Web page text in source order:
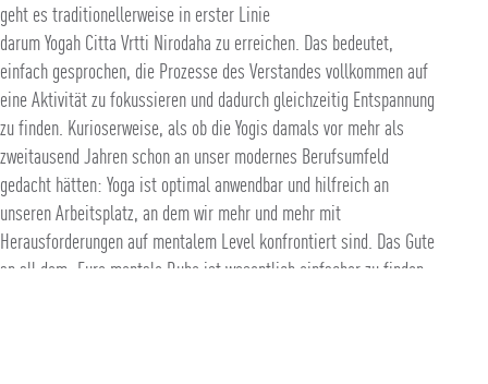
geht es traditionellerweise in erster Linie
darum Yogah Citta Vrtti Nirodaha zu erreichen. Das bedeutet,
einfach gesprochen, die Prozesse des Verstandes vollkommen auf
eine Aktivität zu fokussieren und dadurch gleichzeitig Entspannung
zu finden. Kurioserweise, als ob die Yogis damals vor mehr als
zweitausend Jahren schon an unser modernes Berufsumfeld
gedacht hätten: Yoga ist optimal anwendbar und hilfreich an
unseren Arbeitsplatz, an dem wir mehr und mehr mit
Herausforderungen auf mentalem Level konfrontiert sind. Das Gute
an all dem: Eure mentale Ruhe ist wesentlich einfacher zu finden